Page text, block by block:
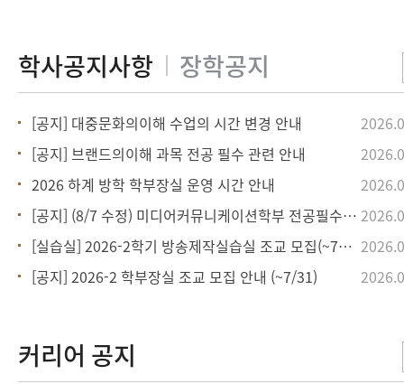
[공지] 대중문화의이해 수업의 시간 변경 안내
[공지] 브랜드의이해 과목 전공 필수 관련 안내
2026 하계 방학 학부장실 운영 시간 안내
[공지] (8/7 수정) 미디어커뮤니케이션학부 전공필수 대체 과
[실습실] 2026-2학기 방송제작실습실 조교 모집(~7/31)
[공지] 2026-2 학부장실 조교 모집 안내 (~7/31)